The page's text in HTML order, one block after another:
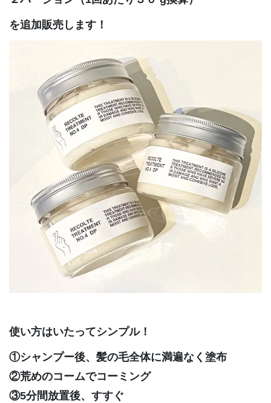
を追加販売します！
使い方はいたってシンプル！
①シャンプー後、髪の毛全体に満遍なく塗布
②荒めのコームでコーミング
③5分間放置後、すすぐ